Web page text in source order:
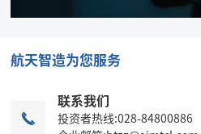
航天智造为您服务

联系我们
投资者热线:028-84800886